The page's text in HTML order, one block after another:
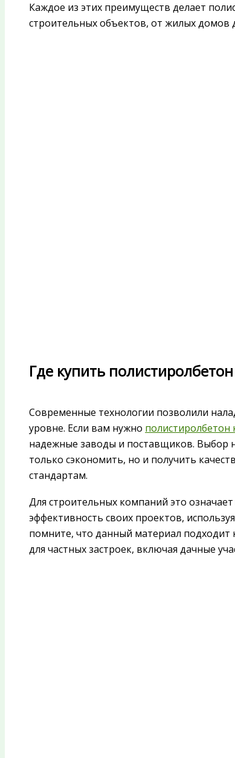
Каждое из этих преимуществ делает
строительных объектов, от жилых домов
Где купить
Современные технологии позволили
уровне. Если вам нужно полистиролбетон
надежные заводы и поставщиков. Выбор
только сэкономить, но и получить
стандартам.
Для строительных компаний это
эффективность своих проектов,
помните, что данный материал подходит
для частных застроек, включая дачные